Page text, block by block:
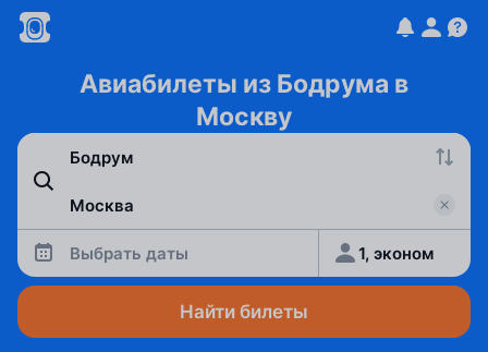
Авиабилеты из Бодрума в
Москву
Выбрать даты 1, эконом
Найти билеты